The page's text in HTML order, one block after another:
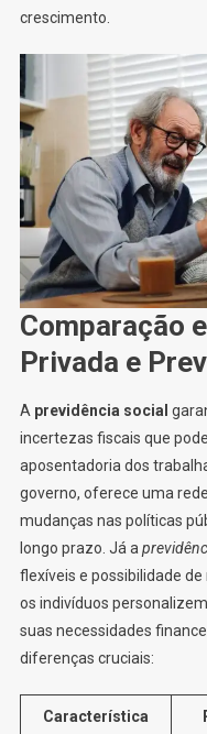
crescimento.
Comparação
Privada e
A previdência social
incertezas fiscais que
aposentadoria dos
governo, oferece uma
mudanças nas políticas
longo prazo. Já a
flexíveis e possibilidade
os indivíduos
suas necessidades
diferenças cruciais:
Característica